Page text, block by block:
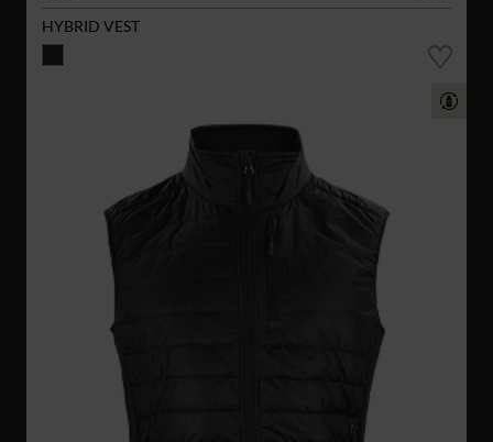
HYBRID VEST